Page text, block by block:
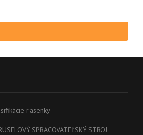
riasenky
SPRACOVATEĽSKÝ STROJ